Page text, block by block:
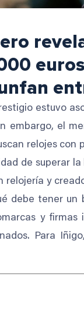
estuvo
embargo, el
relojes con
de superar la
relojería y
debe tener
y firmas
Para